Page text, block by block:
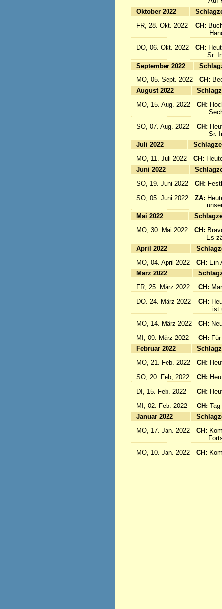
Oktober 2022
FR, 28. Okt. 2022
CH:
DO, 06. Okt. 2022
CH:
Sr.
September 2022
MO, 05. Sept. 2022
CH:
August 2022
MO, 15. Aug. 2022
CH:
SO, 07. Aug. 2022
CH:
Sr.
Juli 2022
MO, 11. Juli 2022
CH:
Juni 2022
SO, 19. Juni 2022
CH:
SO, 05. Juni 2022
ZA:
Mai 2022
MO, 30. Mai 2022
CH:
Es
April 2022
MO, 04. April 2022
CH: Ein
März 2022
FR, 25. März 2022
CH:
DO. 24. März 2022
CH:
ist
MO, 14. März 2022
CH:
MI, 09. März 2022
CH:
Februar 2022
MO, 21. Feb. 2022
CH:
SO, 20. Feb, 2022
CH:
DI, 15. Feb. 2022
CH:
MI, 02. Feb. 2022
CH: Tag
Januar 2022
MO, 17. Jan. 2022
CH:
MO, 10. Jan. 2022
CH: